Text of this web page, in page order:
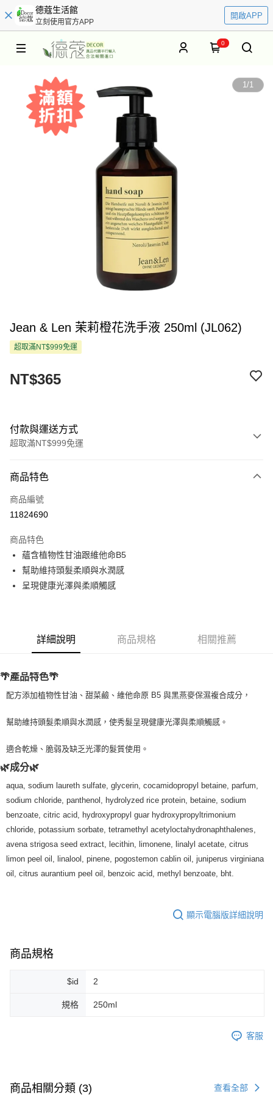
德蔻生活館
立刻使用官方APP
開啟APP
0
1/1
Jean & Len 茉莉橙花洗手液 250ml (JL062)
超取滿NT$999免運
NT$365
付款與運送方式
超取滿NT$999免運
信用卡一次付款
超商取貨付款
Apple Pay
街口支付
ATM付款
運送方式
全家取貨付款
每筆NT$80，滿NT$999(含以上)免運費
7-11取貨付款
每筆NT$80，滿NT$999(含以上)免運費
7-11純取貨 (先付款
每筆NT$80，滿NT$999(含以上)免運費
宅配
每筆NT$100，滿NT$999(含以上)免運費
商品特色
商品編號
11824690
商品特色
蘊含植物性甘油跟維他命B5
幫助維持頭髮柔順與水潤感
呈現健康光澤與柔順觸感
詳細說明 商品規格 相關推薦
🌴產品特色🌴
配方添加植物性甘油、甜菜鹼、維他命原 B5 與黑燕麥保濕複合成分，
幫助維持頭髮柔順與水潤感，使秀髮呈現健康光澤與柔順觸感。
適合乾燥、脆弱及缺乏光澤的髮質使用。
🌿成分🌿
aqua, sodium laureth sulfate, glycerin, cocamidopropyl betaine, parfum,
sodium chloride, panthenol, hydrolyzed rice protein, betaine, sodium
benzoate, citric acid, hydroxypropyl guar hydroxypropyltrimonium
chloride, potassium sorbate, tetramethyl acetyloctahydronaphthalenes,
avena strigosa seed extract, lecithin, limonene, linalyl acetate, citrus
limon peel oil, linalool, pinene, pogostemon cablin oil, juniperus virginiana
oil, citrus aurantium peel oil, benzoic acid, methyl benzoate, bht.
顯示電腦版詳細說明
商品規格
$id 2
規格 250ml
客服
商品相關分類 (3) 查看全部